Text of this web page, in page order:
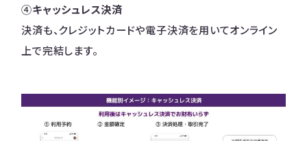
④キャッシュレス決済
決済も、クレジットカードや電子決済を用いてオンライン
上で完結します。